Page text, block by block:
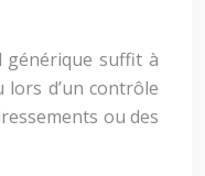
générique suffit à
d’un contrôle
ou des